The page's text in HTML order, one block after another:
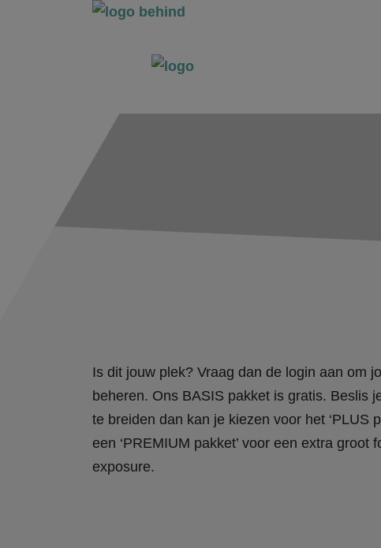
Is dit jouw plek? Vraag dan de login aan om
beheren. Ons BASIS pakket is gratis. Beslis
te breiden dan kan je kiezen voor het ‘PLUS
een ‘PREMIUM pakket’ voor een extra groot
exposure.